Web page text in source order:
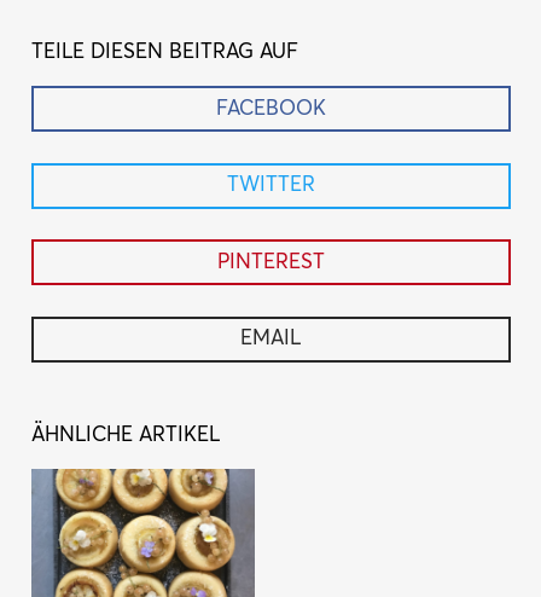
TEILE DIESEN BEITRAG AUF
FACEBOOK
TWITTER
PINTEREST
EMAIL
ÄHNLICHE ARTIKEL